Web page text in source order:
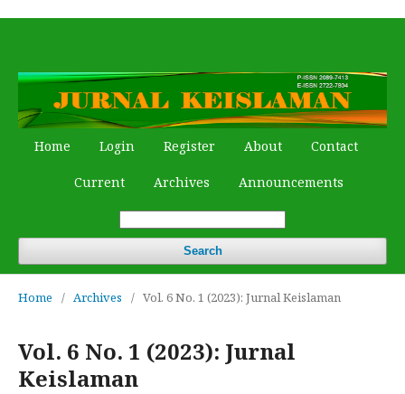
Home Login Register About Contact
Current Archives Announcements
Search
Home / Archives / Vol. 6 No. 1 (2023): Jurnal Keislaman
Vol. 6 No. 1 (2023): Jurnal
Keislaman